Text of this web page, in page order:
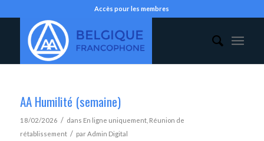
Accès pour les membres
AA Humilité (semaine)
18/02/2026 / dans En ligne uniquement, Réunion de
rétablissement / parAdmin Digital